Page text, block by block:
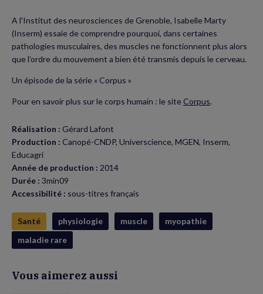
Facebook
(nouvelle
fenêtre)
Twitter
(nouvelle
fenêtre)
A l'Institut des neurosciences de Grenoble, Isabelle Marty
(Inserm) essaie de comprendre pourquoi, dans certaines
pathologies musculaires, des muscles ne fonctionnent plus alors
que l’ordre du mouvement a bien été transmis depuis le cerveau.
Un épisode de la série « Corpus »
Pour en savoir plus sur le corps humain : le siteCorpus.
Réalisation : Gérard Lafont
Production : Canopé-CNDP, Universcience, MGEN, Inserm,
Educagri
Année de production : 2014
Durée : 3min09
Accessibilité : sous-titres français
Santé physiologie muscle
myopathie
maladie rare
Vous aimerez aussi